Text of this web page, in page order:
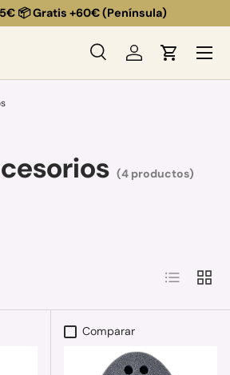
📦 Gratis +60€ (Península)
BuscarIniciar sesión
Carrito
Menú
(4 productos)
Lista
Comparar